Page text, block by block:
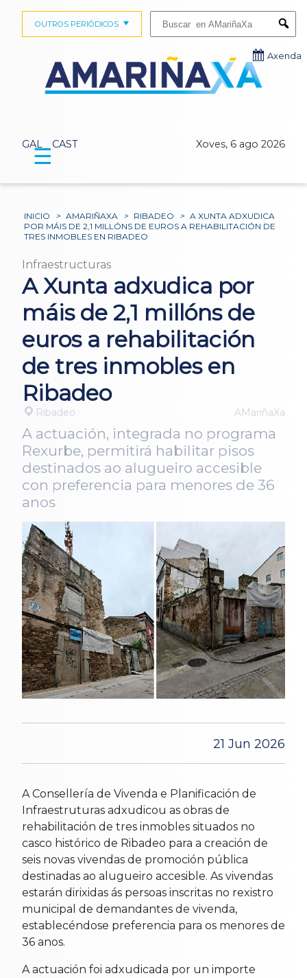
GAL CAST Xoves, 6 ago 2026
OUTROS PERIÓDICOS
Axenda
☰
INICIO > AMARIÑAXA > RIBADEO > A XUNTA ADXUDICA
POR MÁIS DE 2,1 MILLÓNS DE EUROS A REHABILITACIÓN DE
TRES INMOBLES EN RIBADEO
Infraestructuras
A Xunta adxudica por
máis de 2,1 millóns de
euros a rehabilitación
de tres inmobles en
Ribadeo
Ribadeo AMariñaXa
A actuación, integrada no programa
Rexurbe, permitirá habilitar pisos
destinados ao alugueiro accesible
con preferencia para menores de 36
anos
21 Jun 2026
A Consellería de Vivenda e Planificación de
Infraestruturas adxudicou as obras de
rehabilitación de tres inmobles situados no
casco histórico de Ribadeo para a creación de
seis novas vivendas de promoción pública
destinadas ao alugueiro accesible. As vivendas
estarán dirixidas ás persoas inscritas no rexistro
municipal de demandantes de vivenda,
establecéndose preferencia para os menores de
36 anos.
A actuación foi adxudicada por un importe